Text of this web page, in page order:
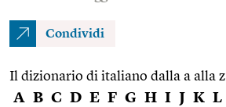
Condividi
Il dizionario di italiano dalla a alla z
A B C D E F G H I J K L